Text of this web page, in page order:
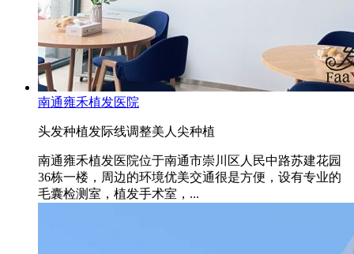
南通雍禾植发医院
头发种植发际线调整美人尖种植
南通雍禾植发医院位于南通市崇川区人民中路苏建花园
36栋一楼，周边的环境优美交通很是方便，设有专业的
毛囊检测室，植发手术室，...